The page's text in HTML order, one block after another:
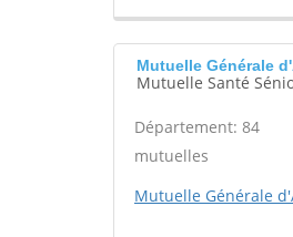
Mutuelle Générale
Mutuelle Santé
Département: 84
mutuelles
Mutuelle Générale